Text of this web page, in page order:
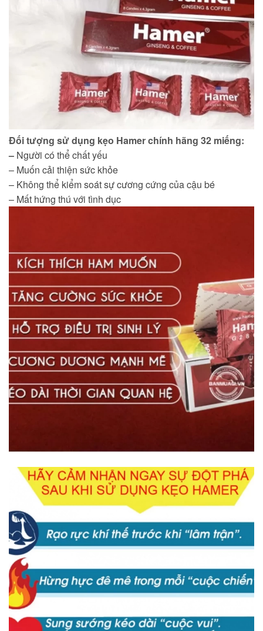
Đối tượng sử dụng kẹo Hamer chính hãng 32 miếng:
– Người có thể chất yếu
– Muốn cải thiện sức khỏe
– Không thể kiểm soát sự cương cứng của cậu bé
– Mất hứng thú với tình dục